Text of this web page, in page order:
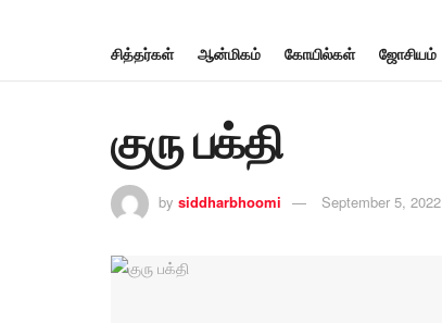
சித்தர்கள் ஆன்மிகம் கோயில்கள் ஜோசியம்
குரு பக்தி
by siddharbhoomi September 5, 2022